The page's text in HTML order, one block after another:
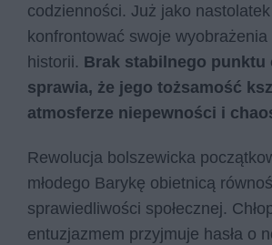
codzienności. Już jako
konfrontować swoje
historii. Brak stabilnego punktu
sprawia, że jego tożsamość
atmosferze niepewności i
Rewolucja bolszewicka
młodego Barykę obietnicą
sprawiedliwości społecznej.
entuzjazmem przyjmuje hasła o